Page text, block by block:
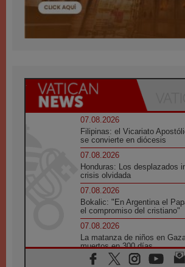
07.08.2026
Filipinas: el Vicariato
se convierte en diócesis
07.08.2026
Honduras: Los desplazados
crisis olvidada
07.08.2026
Bokalic: "En Argentina el
el compromiso del cristiano"
07.08.2026
La matanza de niños en
muertos en 300 días
07.08.2026